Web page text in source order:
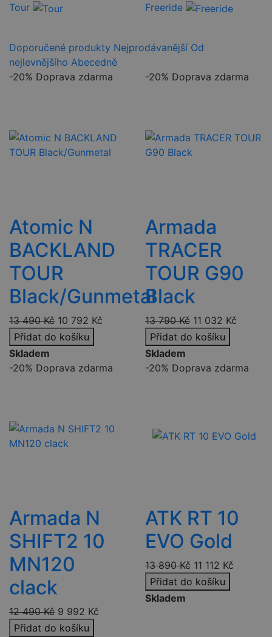
Tour Freeride
Doporučené produkty Nejprodávanější Od
nejlevnějšího Abecedně
-20% Doprava zdarma
Atomic N
BACKLAND
TOUR
Black/Gunmetal
13 490Kč 10 792 Kč
Přidat do košíku
Skladem
-20% Doprava zdarma
Armada
TRACER
TOUR G90
Black
13 790Kč 11 032 Kč
Přidat do košíku
Skladem
-20% Doprava zdarma
Armada N
SHIFT2 10
MN120
clack
12 490Kč 9 992 Kč
Přidat do košíku
-20% Doprava zdarma
ATK RT 10
EVO Gold
13 890Kč 11 112 Kč
Přidat do košíku
Skladem